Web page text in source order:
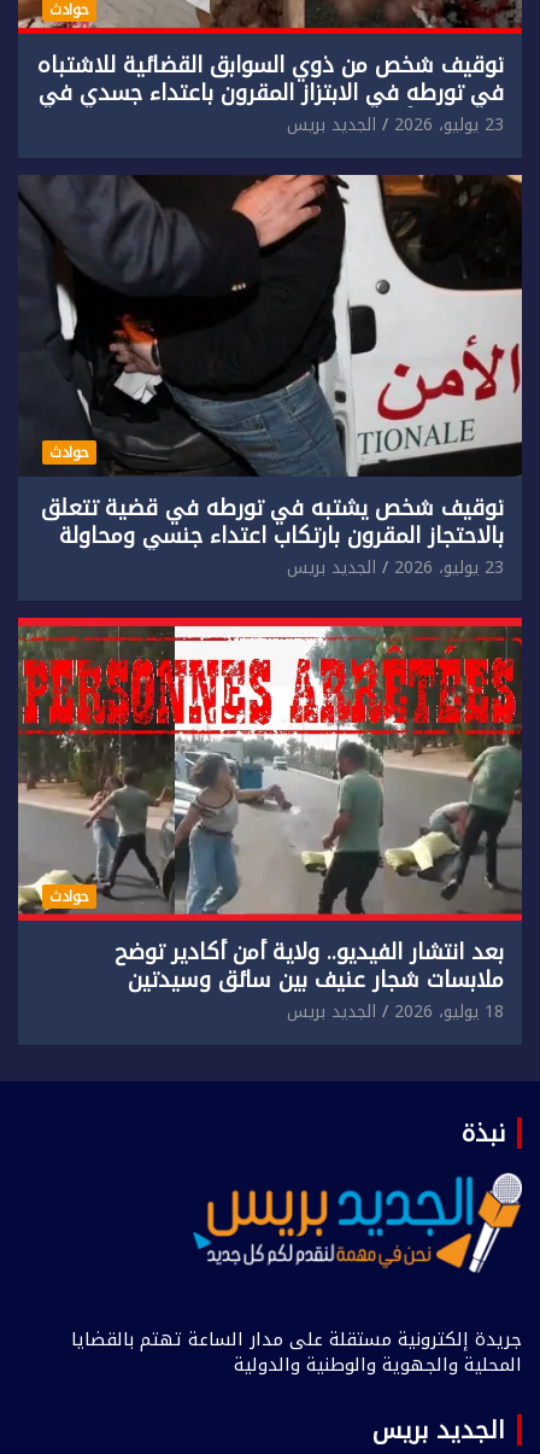
حوادث
توقيف شخص من ذوي السوابق القضائية للاشتباه
في تورطه في الابتزاز المقرون باعتداء جسدي في
حق سائح أجنبي.
23 يوليو، 2026 الجديد بريس
حوادث
توقيف شخص يشتبه في تورطه في قضية تتعلق
بالاحتجاز المقرون بارتكاب اعتداء جنسي ومحاولة
إضرام النار عمدا.
23 يوليو، 2026 الجديد بريس
حوادث
بعد انتشار الفيديو.. ولاية أمن أكادير توضح
ملابسات شجار عنيف بين سائق وسيدتين
18 يوليو، 2026 الجديد بريس
نبذة
جريدة إلكترونية مستقلة على مدار الساعة تهتم بالقضايا
المحلية والجهوية والوطنية والدولية
الجديد بريس